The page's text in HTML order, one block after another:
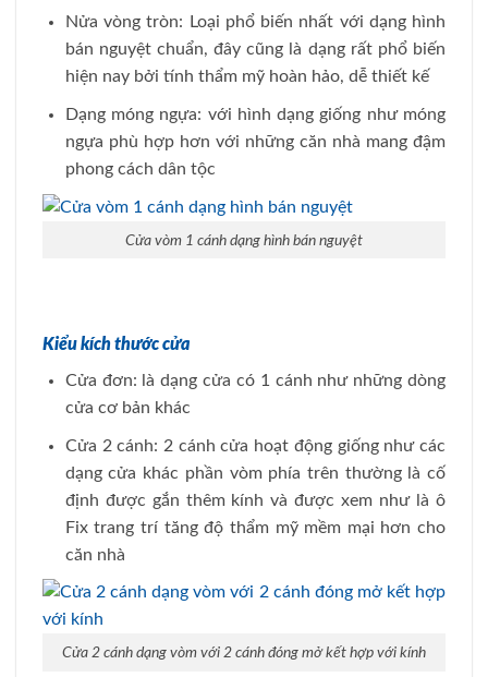
Nửa vòng tròn: Loại phổ biến nhất với dạng hình
bán nguyệt chuẩn, đây cũng là dạng rất phổ biến
hiện nay bởi tính thẩm mỹ hoàn hảo, dễ thiết kế
Dạng móng ngựa: với hình dạng giống như móng
ngựa phù hợp hơn với những căn nhà mang đậm
phong cách dân tộc
Cửa vòm 1 cánh dạng hình bán nguyệt
Kiểu kích thước cửa
Cửa đơn: là dạng cửa có 1 cánh như những dòng
cửa cơ bản khác
Cửa 2 cánh: 2 cánh cửa hoạt động giống như các
dạng cửa khác phần vòm phía trên thường là cố
định được gắn thêm kính và được xem như là ô
Fix trang trí tăng độ thẩm mỹ mềm mại hơn cho
căn nhà
Cửa 2 cánh dạng vòm với 2 cánh đóng mở kết hợp với kính